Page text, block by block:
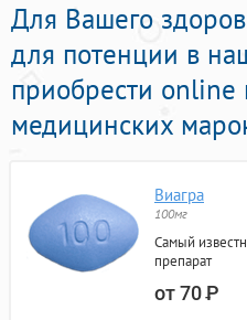
Для Вашего
для потенции в
приобрести
медицинских
Виагра
100мг
Самый
препарат
от 70Р